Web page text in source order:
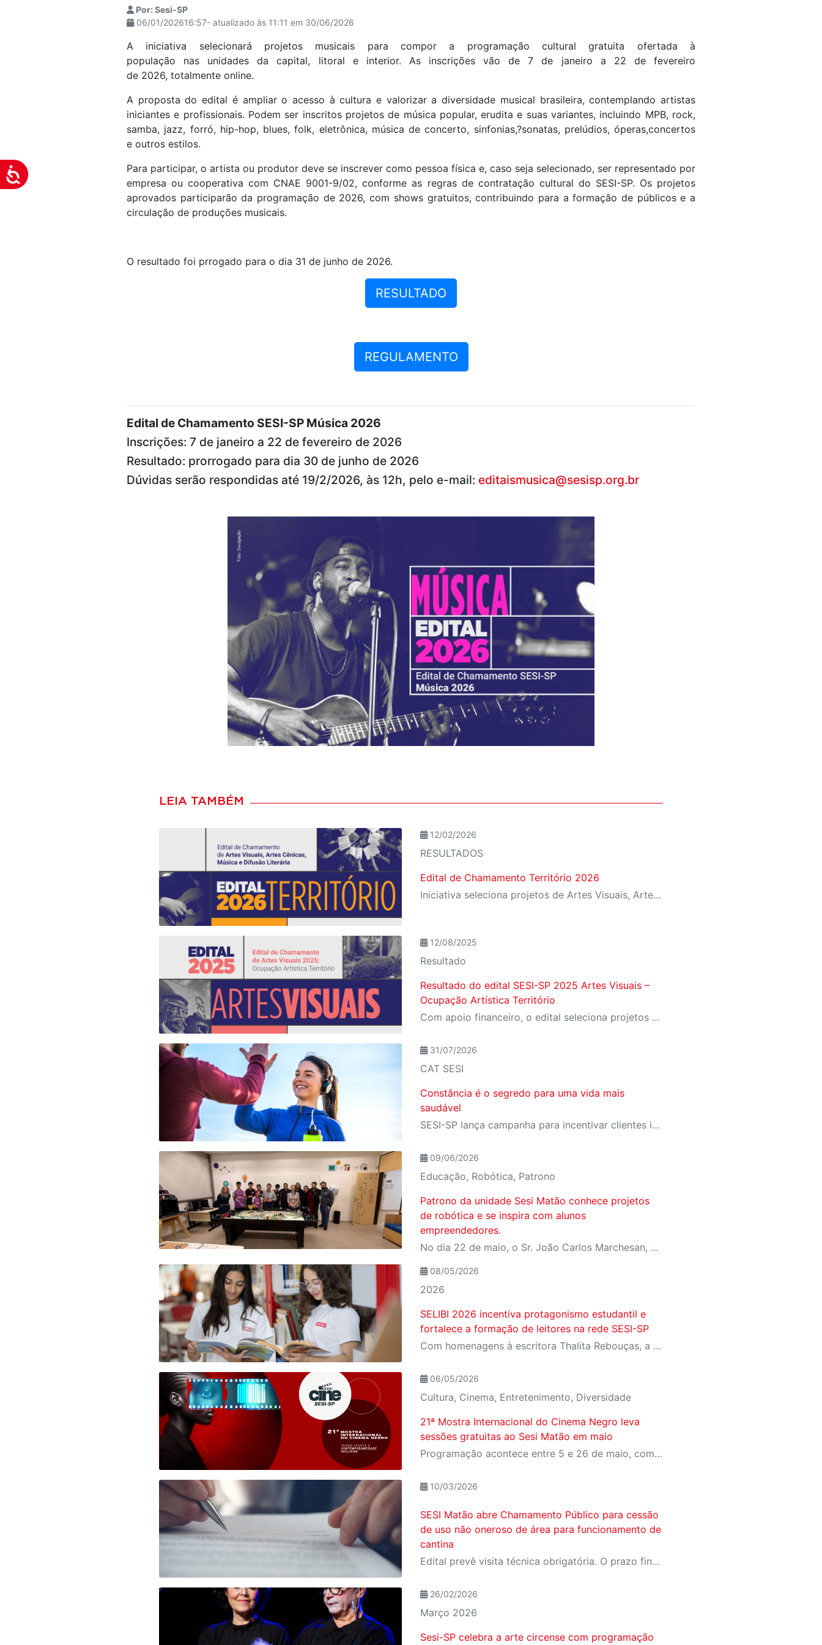
para
abrir
um
Acessibilidade
Por: Sesi-SP
06/01/202616:57- atualizado às 11:11 em 30/06/2026
A iniciativa selecionará projetos musicais para compor a programação cultural gratuita ofertada à
população nas unidades da capital, litoral e interior. As inscrições vão de 7 de janeiro a 22 de fevereiro
de 2026, totalmente online.
A proposta do edital é ampliar o acesso à cultura e valorizar a diversidade musical brasileira, contemplando artistas
iniciantes e profissionais. Podem ser inscritos projetos de música popular, erudita e suas variantes, incluindo MPB, rock,
samba, jazz, forró, hip-hop, blues, folk, eletrônica, música de concerto, sinfonias,?sonatas, prelúdios, óperas,concertos
e outros estilos.
Para participar, o artista ou produtor deve se inscrever como pessoa física e, caso seja selecionado, ser representado por
empresa ou cooperativa com CNAE 9001-9/02, conforme as regras de contratação cultural do SESI-SP. Os projetos
aprovados participarão da programação de 2026, com shows gratuitos, contribuindo para a formação de públicos e a
circulação de produções musicais.
O resultado foi prrogado para o dia 31 de junho de 2026.
RESULTADO
REGULAMENTO
Edital de Chamamento SESI-SP Música 2026
Inscrições: 7 de janeiro a 22 de fevereiro de 2026
Resultado: prorrogado para dia 30 de junho de 2026
Dúvidas serão respondidas até 19/2/2026, às 12h, pelo e-mail: editaismusica@sesisp.org.br
LEIA TAMBÉM
12/02/2026
RESULTADOS
Edital de Chamamento Território 2026
Iniciativa seleciona projetos de Artes Visuais, Artes Cênicas, Música e Difusão Literária para ocupação dos espaços culturais da instituição em diferentes regiões de São Paulo
12/08/2025
Resultado
Resultado do edital SESI-SP 2025 Artes Visuais –
Ocupação Artística Território
Com apoio financeiro, o edital seleciona projetos de ocupações artísticas para espaços de diversas unidades do SESI-SP
31/07/2026
CAT SESI
Constância é o segredo para uma vida mais
saudável
SESI-SP lança campanha para incentivar clientes inativos a retomarem a prática de atividades físicas, esporte e lazer com benefícios exclusivos
09/06/2026
Educação, Robótica, Patrono
Patrono da unidade Sesi Matão conhece projetos
de robótica e se inspira com alunos
empreendedores.
No dia 22 de maio, o Sr. João Carlos Marchesan, patrono da unidade Sesi Matão, visitou a escola e acompanhou as apresentações das equipes de robótica. Os alunos compartilharam projetos desenvolvidos para a FIRST LEGO League (FLL) e Olimpíada Brasileira de Robótica, assim como iniciativas do Espaço Maker.
08/05/2026
2026
SELIBI 2026 incentiva protagonismo estudantil e
fortalece a formação de leitores na rede SESI-SP
Com homenagens à escritora Thalita Rebouças, a Semana do Livro e da Biblioteca promove criatividade, produção autoral e diferentes formas de expressão entre estudantes da Educação Infantil à EJA
06/05/2026
Cultura, Cinema, Entretenimento, Diversidade
21ª Mostra Internacional do Cinema Negro leva
sessões gratuitas ao Sesi Matão em maio
Programação acontece entre 5 e 26 de maio, com cinco exibições gratuitas e reserva de ingressos pelo Meu SESI
10/03/2026
SESI Matão abre Chamamento Público para cessão
de uso não oneroso de área para funcionamento de
cantina
Edital prevê visita técnica obrigatória. O prazo final para entrega de envelopes é dia 08 de junho, às 17h.
26/02/2026
Março 2026
Sesi-SP celebra a arte circense com programação